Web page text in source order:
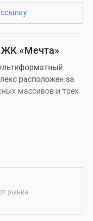
ЖК «Мечта»
расположен за
массивов и трех
Мечта».
уже успешно ввела
ЖК
рынка